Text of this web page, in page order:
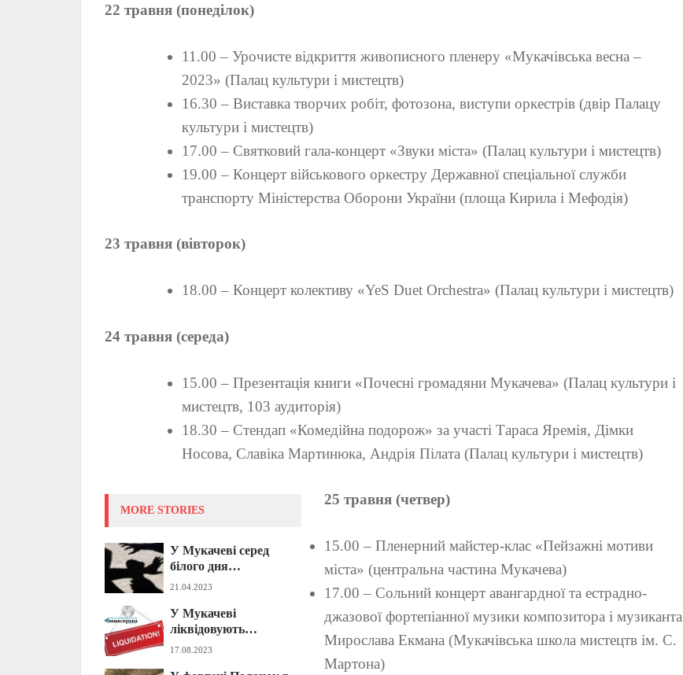
22 травня (понеділок)
11.00 – Урочисте відкриття живописного пленеру «Мукачівська весна –
2023» (Палац культури і мистецтв)
16.30 – Виставка творчих робіт, фотозона, виступи оркестрів (двір Палацу
культури і мистецтв)
17.00 – Святковий гала-концерт «Звуки міста» (Палац культури і мистецтв)
19.00 – Концерт військового оркестру Державної спеціальної служби
транспорту Міністерства Оборони України (площа Кирила і Мефодія)
23 травня (вівторок)
18.00 – Концерт колективу «YeS Duet Orchestra» (Палац культури і мистецтв)
24 травня (середа)
15.00 – Презентація книги «Почесні громадяни Мукачева» (Палац культури і
мистецтв, 103 аудиторія)
18.30 – Стендап «Комедійна подорож» за участі Тараса Яремія, Дімки
Носова, Славіка Мартинюка, Андрія Пілата (Палац культури і мистецтв)
MORE STORIES
У Мукачеві серед
білого дня
пограбували
21.04.2023
У Мукачеві
ліквідовують
«Управління
17.08.2023
25 травня (четвер)
15.00 – Пленерний майстер-клас «Пейзажні мотиви
міста» (центральна частина Мукачева)
17.00 – Сольний концерт авангардної та естрадно-
джазової фортепіанної музики композитора і музиканта
Мирослава Екмана (Мукачівська школа мистецтв ім. С.
Мартона)